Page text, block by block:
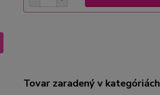
Tovar zaradený v kategóriách